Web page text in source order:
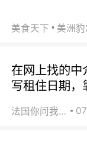
美食天下 美洲豹
在网上找的中
写租住日期，
法国你问我答